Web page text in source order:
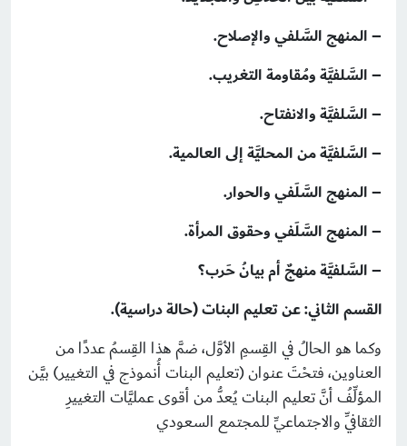
– المنهج السَّلفي والإصلاح.
– السَّلفيَّة ومُقاومة التغريب.
– السَّلفيَّة والانفتاح.
– السَّلفيَّة من المحليَّة إلى العالمية.
– المنهج السَّلَفي والحوار.
– المنهج السَّلَفي وحقوق المرأة.
– السَّلفيَّة منهجٌ أم بيانُ حَرب؟
القسم الثاني: عن تعليم البنات (حالة دراسية).
وكما هو الحالُ في القِسمِ الأوَّل، ضمَّ هذا القِسمُ عددًا من
العناوين، فتحْتَ عنوان (تعليم البنات أُنموذج في التغيير) بيَّن
المؤلِّفُ أنَّ تعليم البنات يُعدُّ من أقوى عمليَّات التغييرِ
الثقافيِّ والاجتماعيِّ للمجتمع السعودي